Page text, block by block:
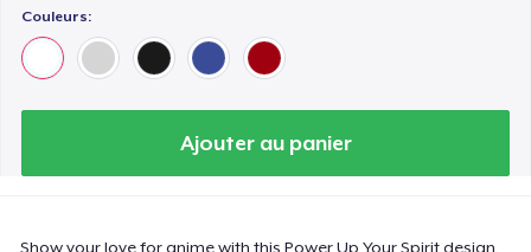
Couleurs:
Ajouter au panier
Show your love for anime with this Power Up Your Spirit design.